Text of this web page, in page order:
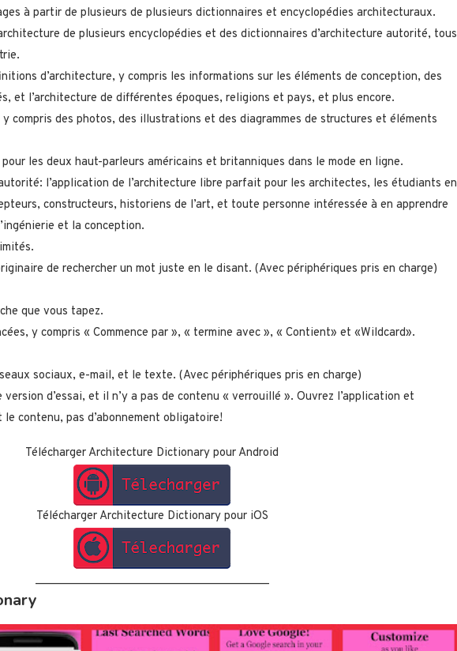
à partir de plusieurs de plusieurs dictionnaires et encyclopédies architecturaux.
de plusieurs encyclopédies et des dictionnaires d’architecture autorité, tous
d’architecture, y compris les informations sur les éléments de conception, des
et l’architecture de différentes époques, religions et pays, et plus encore.
compris des photos, des illustrations et des diagrammes de structures et éléments
les deux haut-parleurs américains et britanniques dans le mode en ligne.
l’application de l’architecture libre parfait pour les architectes, les étudiants en
constructeurs, historiens de l’art, et toute personne intéressée à en apprendre
et la conception.
de rechercher un mot juste en le disant. (Avec périphériques pris en charge)
que vous tapez.
y compris « Commence par », « termine avec », « Contient» et «Wildcard».
sociaux, e-mail, et le texte. (Avec périphériques pris en charge)
version d’essai, et il n’y a pas de contenu « verrouillé ». Ouvrez l’application et
contenu, pas d’abonnement obligatoire!
Télécharger Architecture Dictionary pour Android
Télécharger Architecture Dictionary pour iOS